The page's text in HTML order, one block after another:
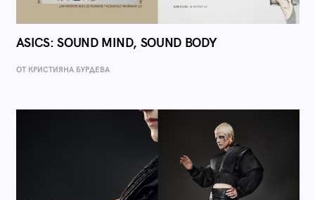
ASICS: SOUND MIND, SOUND BODY
ОТ КРИСТИЯНА БУРДЕВА